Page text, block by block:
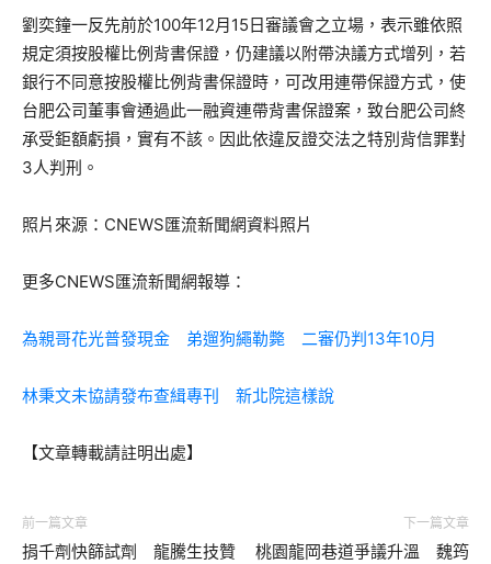
劉奕鐘一反先前於100年12月15日審議會之立場，表示雖依照
規定須按股權比例背書保證，仍建議以附帶決議方式增列，若
銀行不同意按股權比例背書保證時，可改用連帶保證方式，使
台肥公司董事會通過此一融資連帶背書保證案，致台肥公司終
承受鉅額虧損，實有不該。因此依違反證交法之特別背信罪對
3人判刑。
照片來源：CNEWS匯流新聞網資料照片
更多CNEWS匯流新聞網報導：
為親哥花光普發現金 弟遛狗繩勒斃 二審仍判13年10月
林秉文未協請發布查緝專刊 新北院這樣說
【文章轉載請註明出處】
前一篇文章
捐千劑快篩試劑 龍騰生技贊
下一篇文章
桃園龍岡巷道爭議升溫 魏筠